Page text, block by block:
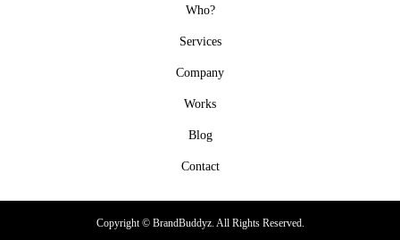
Who?
Services
Company
Works
Blog
Contact
Copyright ©BrandBuddyz. All Rights Reserved.